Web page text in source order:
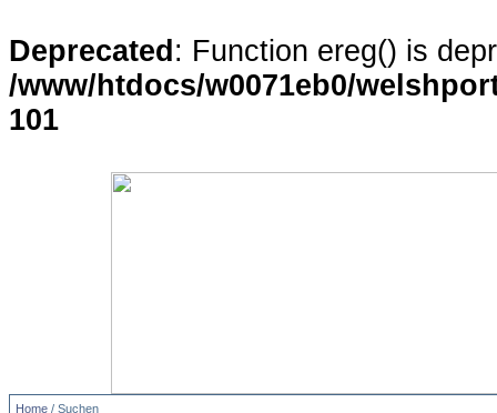
Deprecated : Function ereg() is
/www/htdocs/w0071eb0/
101
Home / Suchen